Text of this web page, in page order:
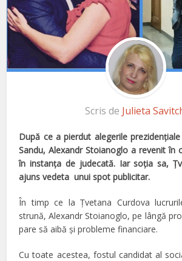
Scris de Julieta
După ce a pierdut alegerile
Sandu, Alexandr Stoianoglo a revenit în
în instanţa de judecată. Iar soţia sa,
ajuns vedeta unui spot publicitar.
În timp ce la Ţvetana Curdova
strună, Alexandr Stoianoglo, pe lângă
pare să aibă şi probleme financiare.
Cu toate acestea, fostul candidat al